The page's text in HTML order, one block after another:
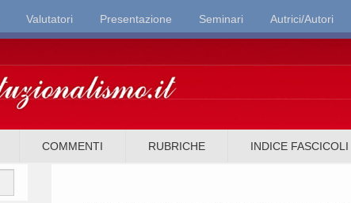
Valutatori Presentazione Seminari Autrici/Autori
COMMENTI RUBRICHE INDICE FASCICOLI